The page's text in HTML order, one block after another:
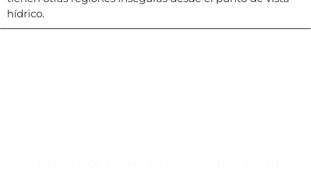
hídrico.